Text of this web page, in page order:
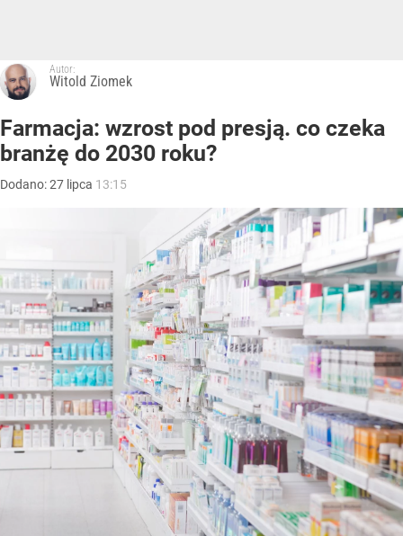
Autor:
Witold Ziomek
Farmacja: wzrost pod presją. co czeka
branżę do 2030 roku?
Dodano:27 lipca 13:15